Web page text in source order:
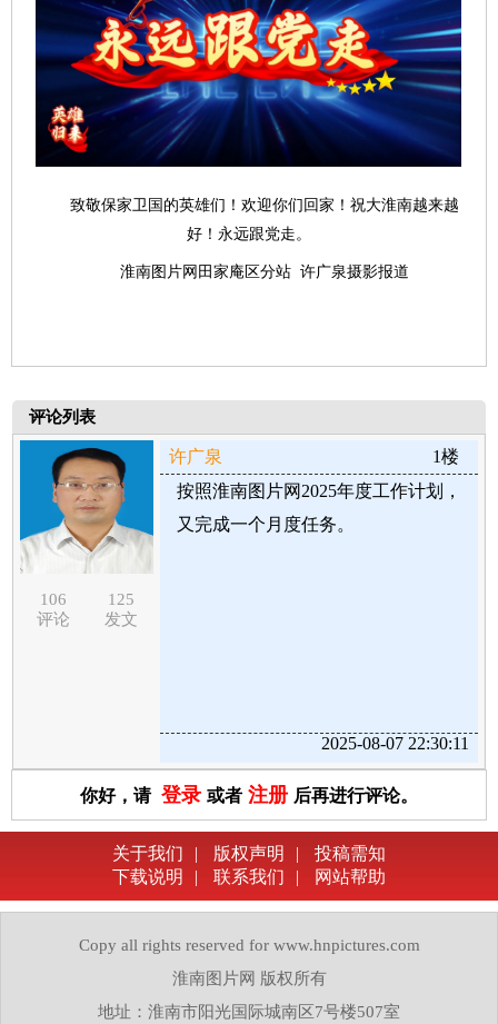
致敬保家卫国的英雄们！欢迎你们回家！祝大淮南越来越
好！永远跟党走。
淮南图片网田家庵区分站 许广泉摄影报道
评论列表
106
125
评论
发文
许广泉
1楼
按照淮南图片网2025年度工作计划，
又完成一个月度任务。
2025-08-07 22:30:11
你好，请 登录 或者 注册 后再进行评论。
关于我们 | 版权声明 |
投稿需知
下载说明
| 联系我们 | 网站帮助
Copy all rights reserved for www.hnpictures.com
淮南图片网 版权所有
地址：淮南市阳光国际城南区7号楼507室